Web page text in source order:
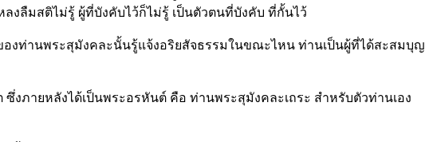
งลืมสติไม่รู้ ผู้ที่บังคับไว้ก็ไม่รู้ เป็นตัวตนที่บังคับ ที่กั้นไว้
งท่านพระสุมังคละนั้นรู้แจ้งอริยสัจธรรมในขณะไหน ท่านเป็นผู้ที่ได้สะสมบุญ
ายหลังได้เป็นพระอรหันต์ คือ ท่านพระสุมังคละเถระ สำหรับตัวท่านเอง